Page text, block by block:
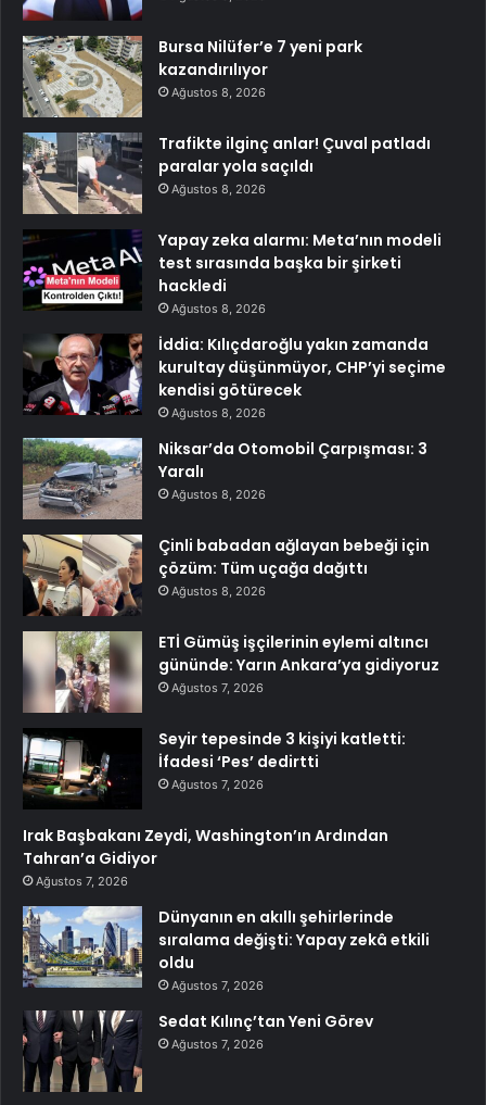
Bursa Nilüfer’e 7 yeni park
kazandırılıyor
Ağustos 8, 2026
Trafikte ilginç anlar! Çuval patladı
paralar yola saçıldı
Ağustos 8, 2026
Yapay zeka alarmı: Meta’nın modeli
test sırasında başka bir şirketi
hackledi
Ağustos 8, 2026
İddia: Kılıçdaroğlu yakın zamanda
kurultay düşünmüyor, CHP’yi seçime
kendisi götürecek
Ağustos 8, 2026
Niksar’da Otomobil Çarpışması: 3
Yaralı
Ağustos 8, 2026
Çinli babadan ağlayan bebeği için
çözüm: Tüm uçağa dağıttı
Ağustos 8, 2026
ETİ Gümüş işçilerinin eylemi altıncı
gününde: Yarın Ankara’ya gidiyoruz
Ağustos 7, 2026
Seyir tepesinde 3 kişiyi katletti:
İfadesi ‘Pes’ dedirtti
Ağustos 7, 2026
Irak Başbakanı Zeydi, Washington’ın Ardından
Tahran’a Gidiyor
Ağustos 7, 2026
Dünyanın en akıllı şehirlerinde
sıralama değişti: Yapay zekâ etkili
oldu
Ağustos 7, 2026
Sedat Kılınç’tan Yeni Görev
Ağustos 7, 2026